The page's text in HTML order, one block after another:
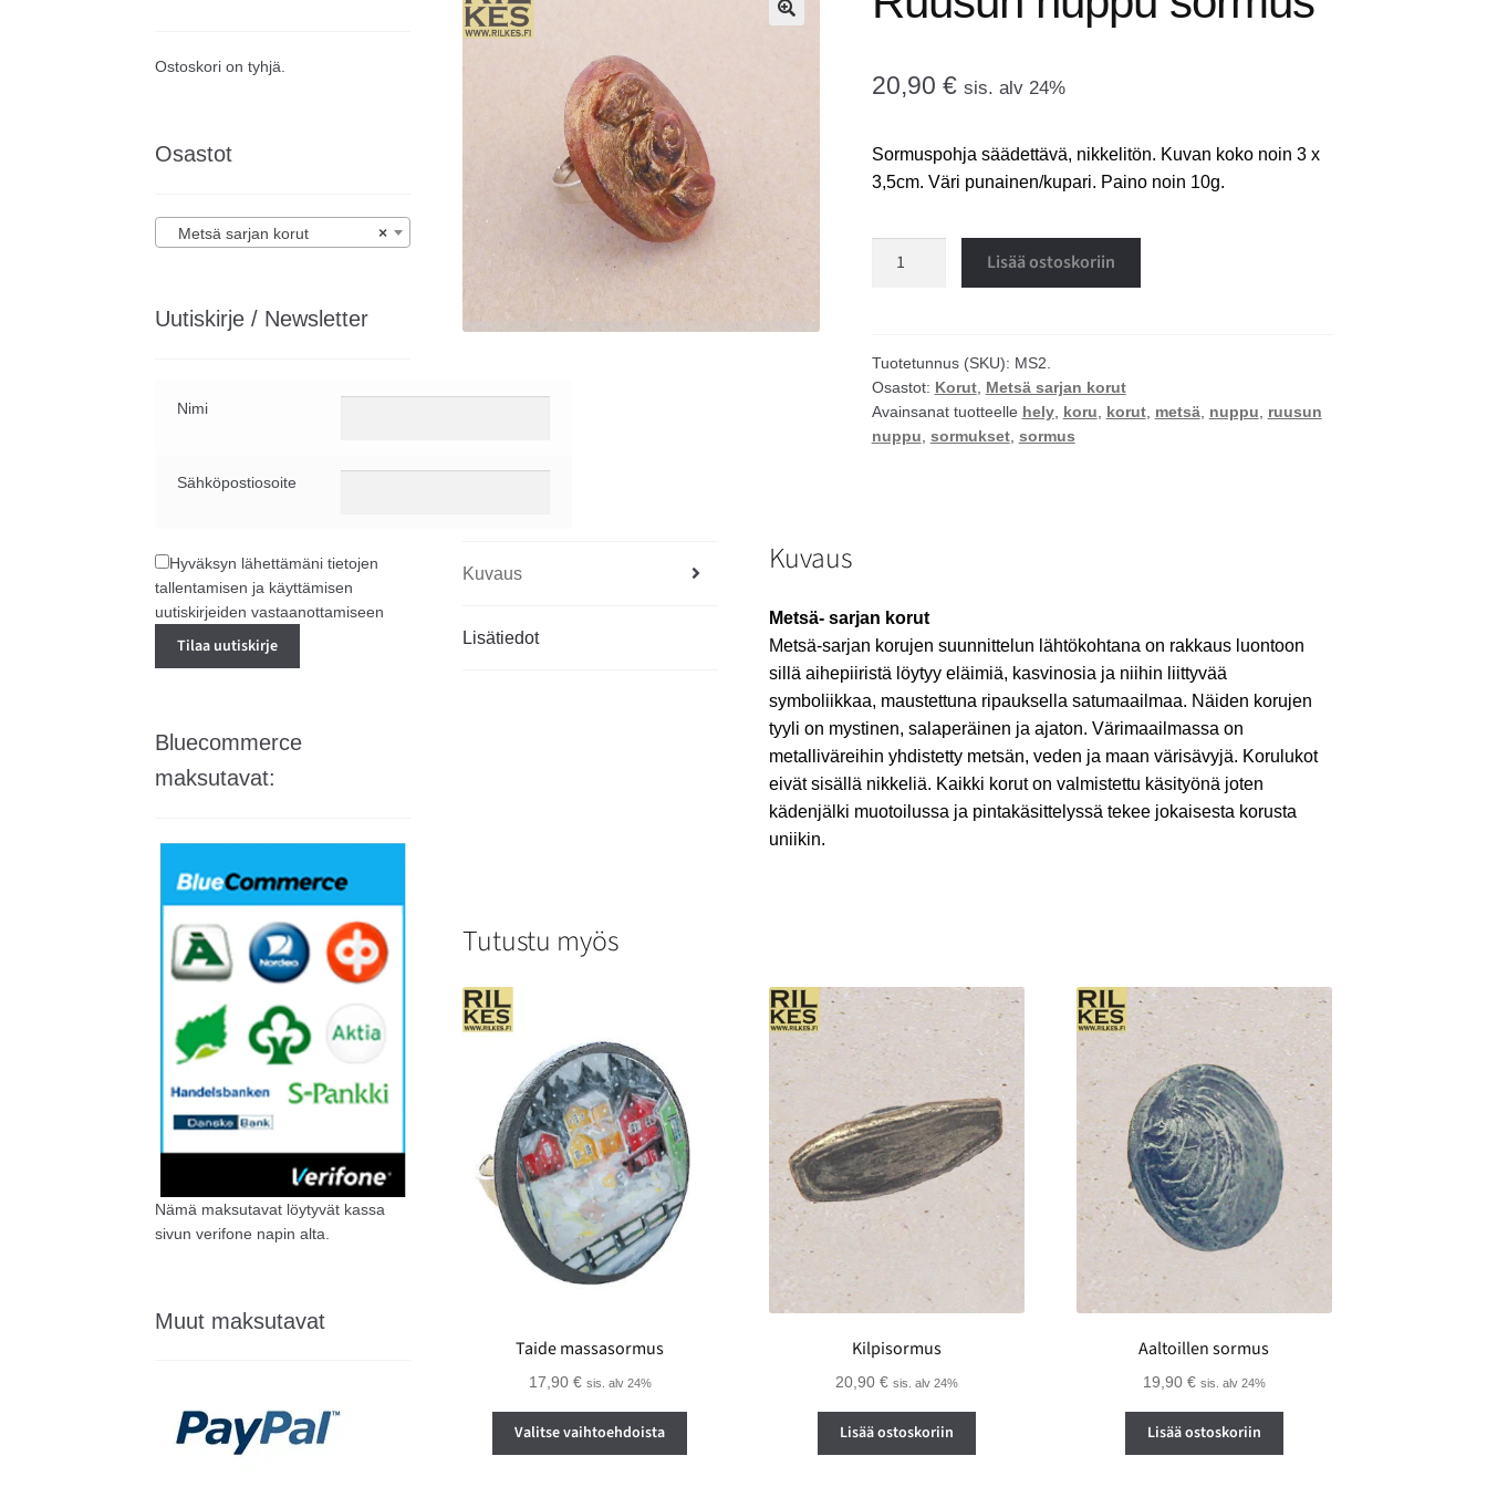
20,90 € sis. alv 24%
Sormuspohja säädettävä, nikkelitön. Kuvan koko noin 3 x
3,5cm. Väri punainen/kupari. Paino noin 10g.
Lisää ostoskoriin
Tuotetunnus (SKU): MS2.
Osastot: Korut, Metsä sarjan korut
Avainsanat tuotteelle hely, koru korut, metsä, nuppu
ruusun
nuppu sormukset, sormus
Kuvaus
Lisätiedot
Kuvaus
Metsä- sarjan korut
Metsä-sarjan korujen suunnittelun lähtökohtana on rakkaus luontoon
sillä aihepiiristä löytyy eläimiä, kasvinosia ja niihin liittyvää
symboliikkaa, maustettuna ripauksella satumaailmaa. Näiden korujen
tyyli on mystinen, salaperäinen ja ajaton. Värimaailmassa on
metalliväreihin yhdistetty metsän, veden ja maan värisävyjä. Korulukot
eivät sisällä nikkeliä. Kaikki korut on valmistettu käsityönä joten
kädenjälki muotoilussa ja pintakäsittelyssä tekee jokaisesta korusta
uniikin.
Tutustu myös
Taide massasormus
17,90 € sis. alv 24%
Valitse vaihtoehdoista
Kilpisormus
20,90€ sis. alv 24%
Lisää ostoskoriin
Aaltoillen sormus
19,90 € sis. alv 24%
Lisää ostoskoriin
Ostoskori on tyhjä.
Osastot
×
Metsä sarjan korut
Uutiskirje / Newsletter
Nimi
Sähköpostiosoite
Hyväksyn lähettämäni tietojen
tallentamisen ja käyttämisen
uutiskirjeiden vastaanottamiseen
Bluecommerce
maksutavat:
Nämä maksutavat löytyvät kassa
sivun verifone napin alta.
Muut maksutavat